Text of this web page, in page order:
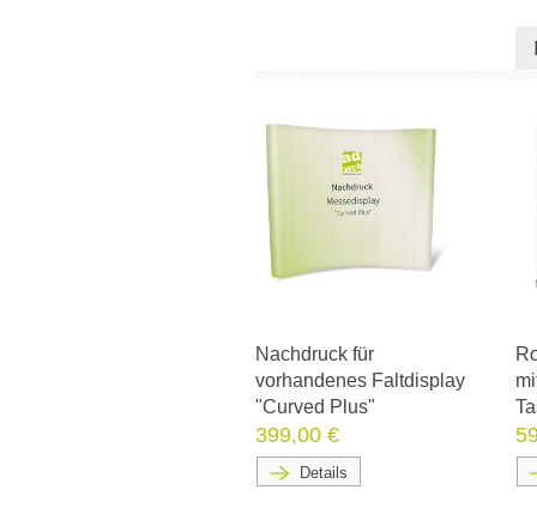
Nachdruck für
vorhandenes Faltdisplay
"Curved Plus"
399,00 €
Details